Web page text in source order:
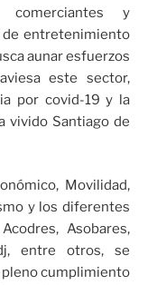
y
entretenimiento
aunar esfuerzos
este sector,
por covid-19 y la
vivido Santiago de
Movilidad,
y los diferentes
Asobares,
entre otros, se
cumplimiento